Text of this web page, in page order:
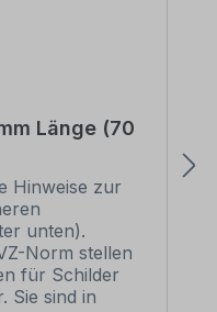
Länge (70
Hinweise zur
unten).
Norm stellen
für Schilder
Sie sind in